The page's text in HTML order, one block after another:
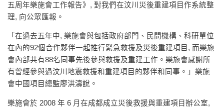
五周年樂施會工作報告》, 對我們在汶川災後重建項目作系統整
理, 向公眾匯報。
「在過去五年中, 樂施會與包括政府部門、民間機構、科研單位
在內的92個合作夥伴一起推行緊急救援及災後重建項目, 而樂施
會內部共有88名同事先後參與救援及重建工作。樂施會感謝所
有曾經參與過汶川地震救援和重建項目的夥伴和同事。」樂施
會中國項目總監廖洪濤說。
樂施會於 2008 年 6 月在成都成立災後救援與重建項目辦公室,